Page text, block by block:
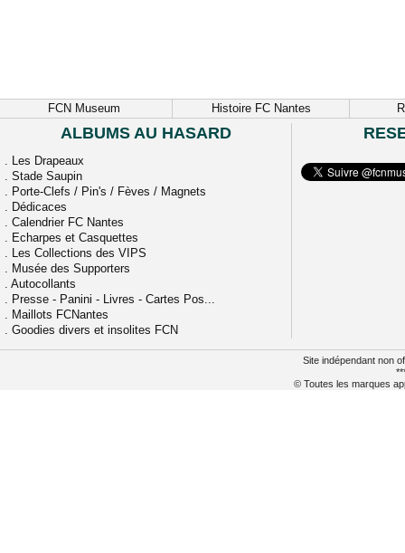
FCN Museum Histoire FC Nantes
ALBUMS AU HASARD
. Les Drapeaux
. Stade Saupin
. Porte-Clefs / Pin's / Fèves / Magnets
. Dédicaces
. Calendrier FC Nantes
. Echarpes et Casquettes
. Les Collections des VIPS
. Musée des Supporters
. Autocollants
. Presse - Panini - Livres - Cartes Pos...
. Maillots FCNantes
. Goodies divers et insolites FCN
Site indépendant non
© Toutes les marques